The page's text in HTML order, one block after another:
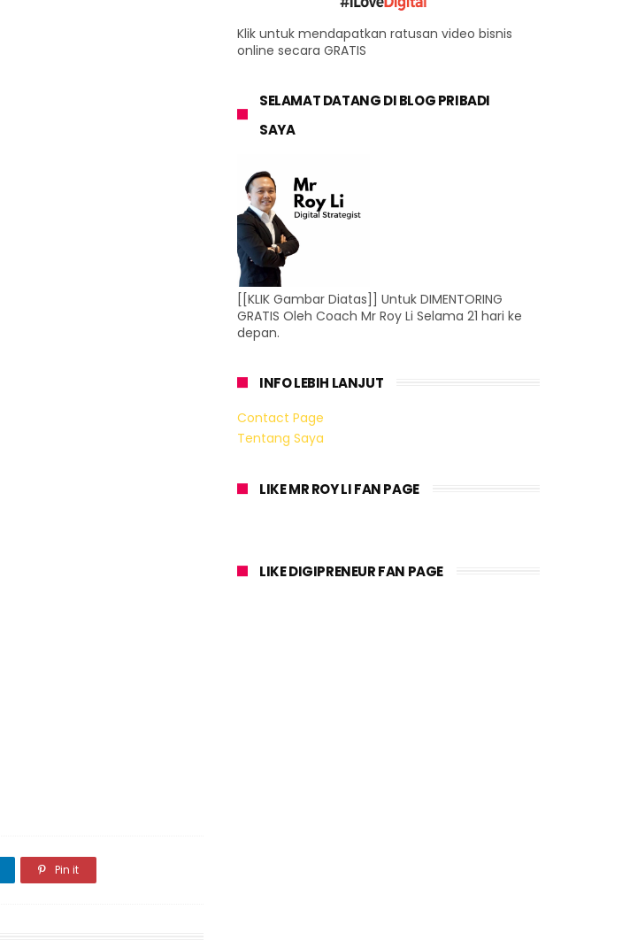
Pin it
Klik untuk mendapatkan ratusan video bisnis
online secara GRATIS
SELAMAT DATANG DI BLOG PRIBADI
SAYA
[[KLIK Gambar Diatas]] Untuk DIMENTORING
GRATIS Oleh Coach Mr Roy Li Selama 21 hari ke
depan.
INFO LEBIH LANJUT
Contact Page
Tentang Saya
LIKE MR ROY LI FAN PAGE
LIKE DIGIPRENEUR FAN PAGE